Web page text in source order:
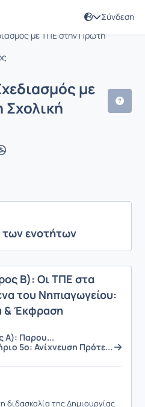
Σύνδεση
με ΤΠΕ στην Πρώτη
με
ενοτήτων
Β): Οι ΤΠΕ στα
του Νηπιαγωγείου:
& Έκφραση
Α): Παρου...
5ο: Ανίχνευση Πρότε...
διδασκαλία της Δημιουργίας